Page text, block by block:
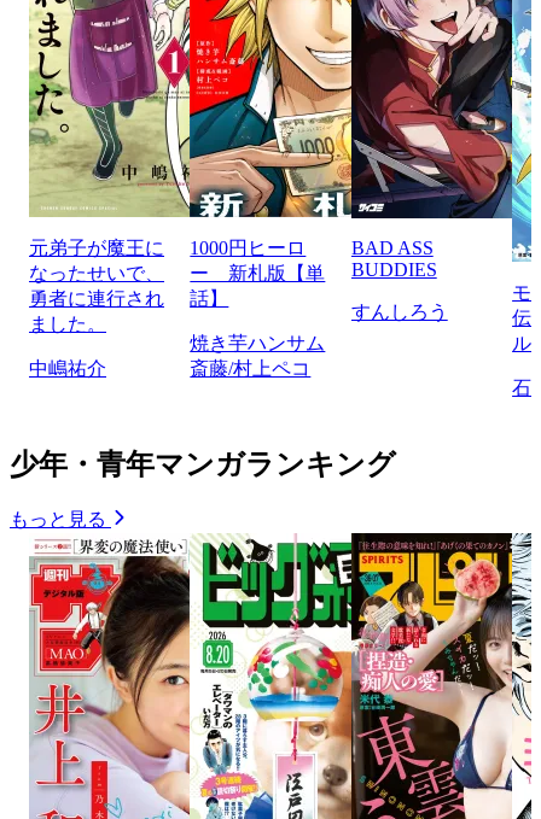
元弟子が魔王に
なったせいで、
勇者に連行され
ました。
中嶋祐介
1000円ヒーロ
ー 新札版【単
話】
焼き芋ハンサム
斎藤/村上ペコ
BAD ASS
BUDDIES
すんしろう
モ
伝
ル
石
少年・青年マンガランキング
もっと見る